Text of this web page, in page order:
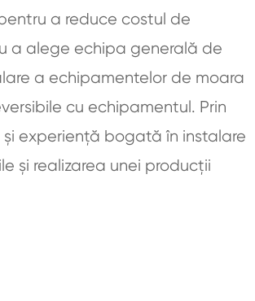
a reduce costul de
a alege echipa generală de
a echipamentelor de moara
cu echipamentul. Prin
experiență bogată în instalare
și realizarea unei producții